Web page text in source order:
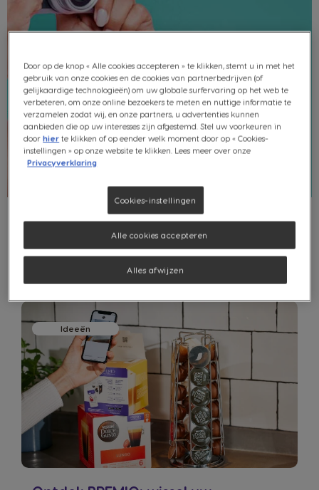
ALLES RECEPTEN WEETJES
Ideeën
Door op de knop « Alle cookies accepteren » te klikken, stemt u in met het
gebruik van onze cookies en de cookies van partnerbedrijven (of
gelijkaardige technologieën) om uw globale surfervaring op het web te
verbeteren, om onze online bezoekers te meten en nuttige informatie te
verzamelen zodat wij, en onze partners, u advertenties kunnen
aanbieden die op uw interesses zijn afgestemd. Stel uw voorkeuren in
doorhier te klikken of op eender welk moment door op « Cookies-
instellingen » op onze website te klikken. Lees meer over onze
Privacyverklaring
Cookies-instellingen
Alles afwijzen
Alle cookies accepteren